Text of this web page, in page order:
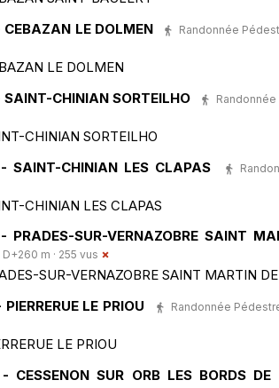
CEBAZAN LE DOLMEN
Randonnée
LE DOLMEN
SAINT-CHINIAN SORTEILHO
Randonnée
CHINIAN SORTEILHO
SAINT-CHINIAN LES CLAPAS
CHINIAN LES CLAPAS
PRADES-SUR-VERNAZOBRE SAINT
m · 255 vus
SUR-VERNAZOBRE SAINT MARTIN
LE PRIOU
Randonnée
LE PRIOU
CESSENON SUR ORB LES BORDS DE